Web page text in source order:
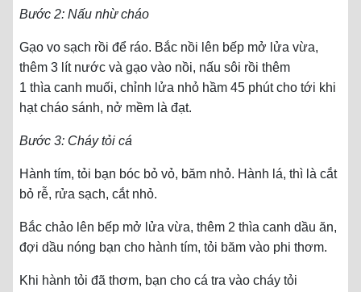
Bước 2: Nấu nhừ cháo
Gạo vo sạch rồi để ráo. Bắc nồi lên bếp mở lửa vừa,
thêm 3 lít nước và gạo vào nồi, nấu sôi rồi thêm
1 thìa canh muối, chỉnh lửa nhỏ hầm 45 phút cho tới khi
hạt cháo sánh, nở mềm là đạt.
Bước 3: Cháy tỏi cá
Hành tím, tỏi bạn bóc bỏ vỏ, băm nhỏ. Hành lá, thì là cắt
bỏ rễ, rửa sạch, cắt nhỏ.
Bắc chảo lên bếp mở lửa vừa, thêm 2 thìa canh dầu ăn,
đợi dầu nóng bạn cho hành tím, tỏi băm vào phi thơm.
Khi hành tỏi đã thơm, bạn cho cá tra vào cháy tỏi